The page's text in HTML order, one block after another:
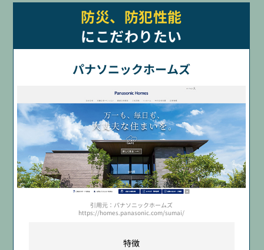
防災、防犯性能
にこだわりたい
パナソニックホームズ
引用元：パナソニックホームズ
https://homes.panasonic.com/sumai/
特徴